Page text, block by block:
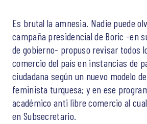
Es brutal la amnesia. Nadie puede
campaña presidencial de Boric -en
de gobierno- propuso revisar todos
comercio del país en instancias de
ciudadana según un nuevo modelo
feminista turquesa; y en ese
académico anti libre comercio al
en Subsecretario.